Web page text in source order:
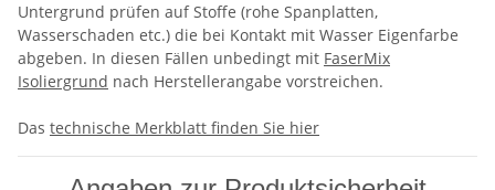
Untergrund prüfen auf Stoffe (rohe Spanplatten,
Wasserschaden etc.) die bei Kontakt mit Wasser Eigenfarbe
abgeben. In diesen Fällen unbedingt mit FaserMix
Isoliergrund nach Herstellerangabe vorstreichen.
Das technische Merkblatt finden Sie hier